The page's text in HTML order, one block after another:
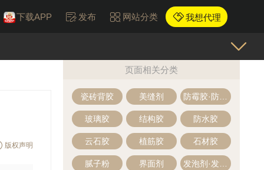
下载APP 发布 网站分类 我想代理
版权声明
页面相关分类
瓷砖背胶 美缝剂 防霉胶·防霉美容胶
玻璃胶 结构胶 防水胶
云石胶 植筋胶 石材胶
腻子粉 界面剂 发泡剂·发泡胶